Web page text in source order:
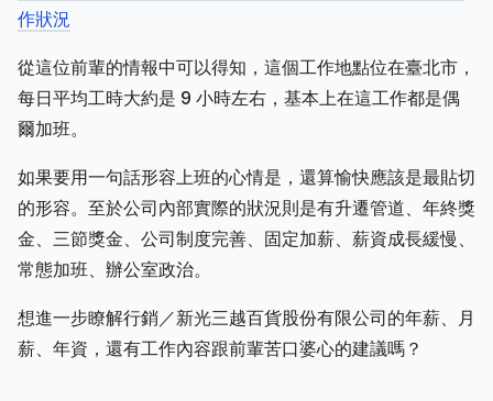
作狀況
從這位前輩的情報中可以得知，這個工作地點位在臺北市，
每日平均工時大約是 9 小時左右，基本上在這工作都是偶
爾加班。
如果要用一句話形容上班的心情是，還算愉快應該是最貼切
的形容。至於公司內部實際的狀況則是有升遷管道、年終獎
金、三節獎金、公司制度完善、固定加薪、薪資成長緩慢、
常態加班、辦公室政治。
想進一步瞭解行銷／新光三越百貨股份有限公司的年薪、月
薪、年資，還有工作內容跟前輩苦口婆心的建議嗎？